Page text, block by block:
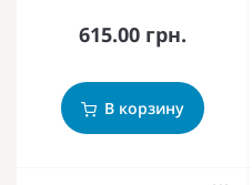
615.00 грн.
В корзину